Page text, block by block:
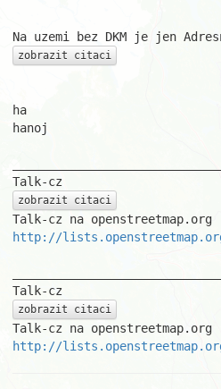
zobrazit citaci
ha
hanoj
zobrazit citaci
http://
zobrazit citaci
http://